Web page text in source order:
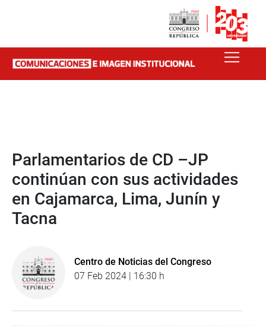
Parlamentarios de CD –JP
continúan con sus actividades
en Cajamarca, Lima, Junín y
Tacna
Centro de Noticias del Congreso
07 Feb 2024 | 16:30 h